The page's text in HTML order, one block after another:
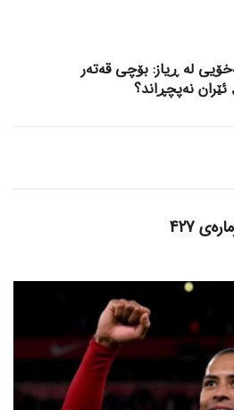
له‌ ڕیاز: بۆچی قه‌ته‌ر
نه‌پچڕاند؟
427